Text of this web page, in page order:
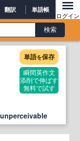
翻訳 単語帳
ログイン
単語を保存
瞬間英作文
添削で伸ばす
無料で試す